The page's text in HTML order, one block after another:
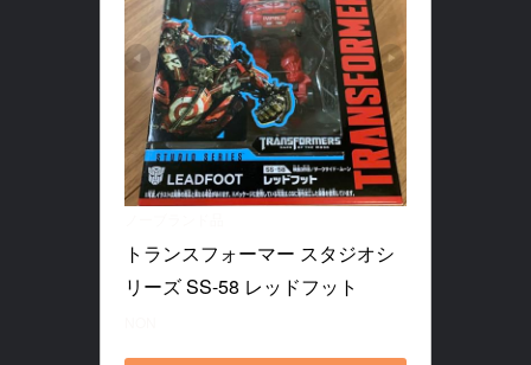
トランスフォーマー スタジオシ
リーズ SS-58 レッドフット